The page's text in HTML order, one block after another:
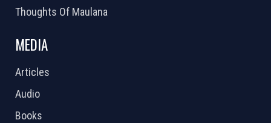
Thoughts Of Maulana
MEDIA
Articles
Audio
Books